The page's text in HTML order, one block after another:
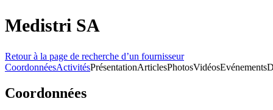
Medistri SA
Retour à la page de recherche d’un fournisseur
CoordonnéesActivitésPrésentationArticlesPhotosVidéosEvénements
Coordonnées